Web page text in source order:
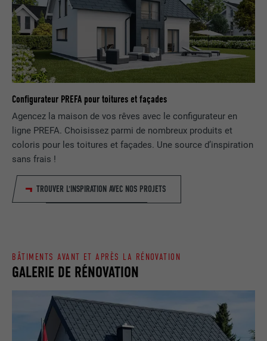
Configurateur PREFA pour toitures et façades
Agencez la maison de vos rêves avec le configurateur en
ligne PREFA. Choisissez parmi de nombreux produits et
coloris pour les toitures et façades. Une source d’inspiration
sans frais !
TROUVER L'INSPIRATION AVEC NOS PROJETS
GALERIE DE RÉNOVATION
BÂTIMENTS AVANT ET APRÈS LA RÉNOVATION
FOURNISSEUR Google Universal Analytics
EXPIRATION 1 jour
UTILITÉ
Enregistre un identifiant unique utilisé
pour générer des données statistiques
sur la manière dont l'utilisateur utilise le
site Internet.
NOM
EXPIRATION 90 jours
SafeSearch doit être activé ou non.
NOM lang
FOURNISSEUR ads.linkedin.com
EXPIRATION Session
Enregistre la langue choisie par
l'utilisateur pour un site Internet.
NOM lang
UTILITÉ
Utilisé par LinkedIn lorsqu'un site
Internet contient une fenêtre « Suivez-
nous » intégrée.
NOM bcookie